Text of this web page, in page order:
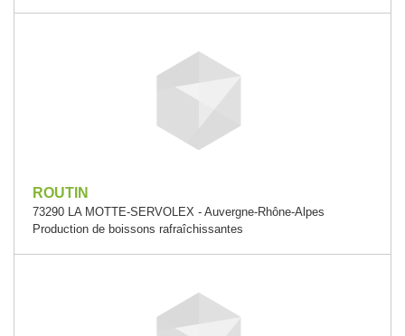
ROUTIN
73290 LA MOTTE-SERVOLEX - Auvergne-Rhône-Alpes
Production de boissons rafraîchissantes